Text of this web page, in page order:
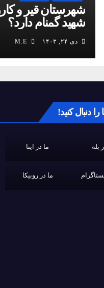
شهرستان قیر و
شهید گمنام دارد؟
دی ۲۴, ۱۴۰۳
دنبال کنید!
بله ما در ایتا
ما در روبیکا